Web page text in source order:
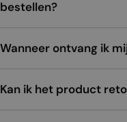
bestellen?
Wanneer ontvang ik
Kan ik het product